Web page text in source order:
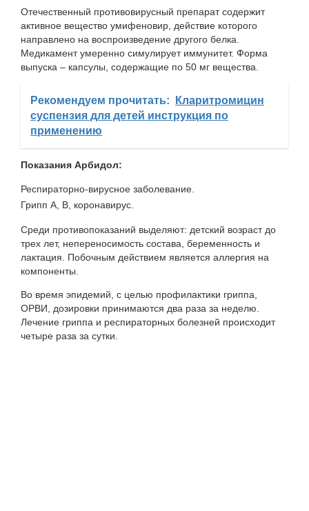
Отечественный противовирусный препарат содержит
активное вещество умифеновир, действие которого
направлено на воспроизведение другого белка.
Медикамент умеренно симулирует иммунитет. Форма
выпуска – капсулы, содержащие по 50 мг вещества.
Рекомендуем прочитать:
Кларитромицин
суспензия для детей инструкция по
применению
Показания Арбидол:
Респираторно-вирусное заболевание.
Грипп A, B, коронавирус.
Среди противопоказаний выделяют: детский возраст до
трех лет, непереносимость состава, беременность и
лактация. Побочным действием является аллергия на
компоненты.
Во время эпидемий, с целью профилактики гриппа,
ОРВИ, дозировки принимаются два раза за неделю.
Лечение гриппа и респираторных болезней происходит
четыре раза за сутки.